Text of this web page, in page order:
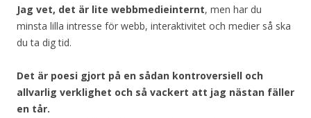
Jag vet, det är lite webbmedieinternt, men har du
minsta lilla intresse för webb, interaktivitet och medier så ska
du ta dig tid.
Det är poesi gjort på en sådan kontroversiell och
allvarlig verklighet och så vackert att jag nästan fäller
en tår.